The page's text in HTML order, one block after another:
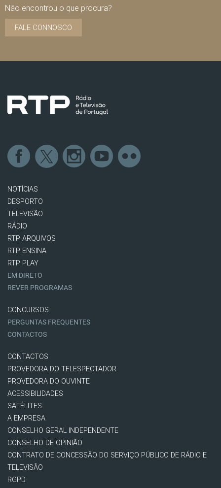
Não encontrou o que procura?
FALE CONNOSCO
NOTÍCIAS
DESPORTO
TELEVISÃO
RÁDIO
RTP ARQUIVOS
RTP ENSINA
RTP PLAY
EM DIRETO
REVER PROGRAMAS
CONCURSOS
PERGUNTAS FREQUENTES
CONTACTOS
CONTACTOS
PROVEDORA DO TELESPECTADOR
PROVEDORA DO OUVINTE
ACESSIBILIDADES
SATÉLITES
A EMPRESA
CONSELHO GERAL INDEPENDENTE
CONSELHO DE OPINIÃO
CONTRATO DE CONCESSÃO DO SERVIÇO PÚBLICO DE RÁDIO E
TELEVISÃO
RGPD